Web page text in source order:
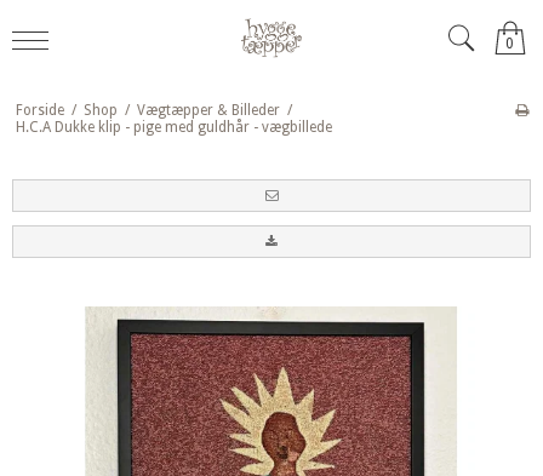
0
Forside / Shop / Vægtæpper & Billeder /
H.C.A Dukke klip - pige med guldhår - vægbillede